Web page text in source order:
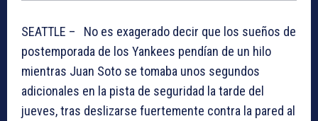
SEATTLE – No es exagerado decir que los sueños de
postemporada de los Yankees pendían de un hilo
mientras Juan Soto se tomaba unos segundos
adicionales en la pista de seguridad la tarde del
jueves, tras deslizarse fuertemente contra la pared al